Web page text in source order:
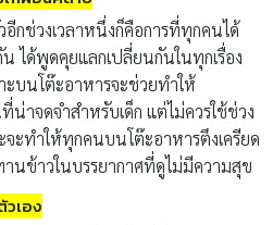
กช่วงเวลาหนึ่งก็คือการที่ทุกคนได้
ด้พูดคุยแลกเปลี่ยนกันในทุกเรื่อง
ะบนโต๊ะอาหารจะช่วยทำให้
น่าจดจำสำหรับเด็ก แต่ไม่ควรใช้ช่วง
ะทำให้ทุกคนบนโต๊ะอาหารตึงเครียด
นข้าวในบรรยากาศที่ดูไม่มีความสุข
วเอง